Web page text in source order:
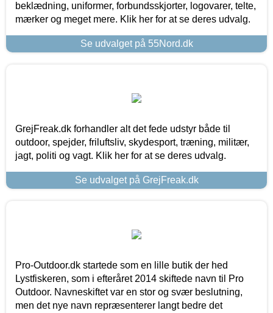
beklædning, uniformer, forbundsskjorter, logovarer, telte,
mærker og meget mere. Klik her for at se deres udvalg.
Se udvalget på 55Nord.dk
GrejFreak.dk forhandler alt det fede udstyr både til
outdoor, spejder, friluftsliv, skydesport, træning, militær,
jagt, politi og vagt. Klik her for at se deres udvalg.
Se udvalget på GrejFreak.dk
Pro-Outdoor.dk startede som en lille butik der hed
Lystfiskeren, som i efteråret 2014 skiftede navn til Pro
Outdoor. Navneskiftet var en stor og svær beslutning,
men det nye navn repræsenterer langt bedre det